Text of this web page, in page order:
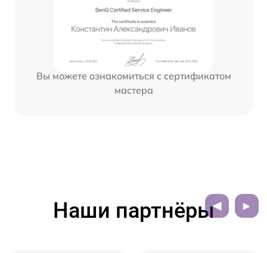
Вы можете ознакомиться с сертификатом
мастера
Наши партнёры